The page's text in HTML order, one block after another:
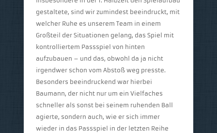
gestaltete, sind wir zumindest beeindruckt, mit
welcher Ruhe es unserem Team in einem
Großteil der Situationen gelang, das Spiel mit
kontrolliertem Passspiel von hinten
aufzubauen – und das, obwohl da ja nicht
irgendwer schon vom Abstoß weg presste.
Besonders beeindruckend war hierbei
Baumann, der nicht nur um ein Vielfaches
schneller als sonst bei seinem ruhenden Ball
agierte, sondern auch, wie er sich immer
wieder in das Passspiel in der letzten Reihe